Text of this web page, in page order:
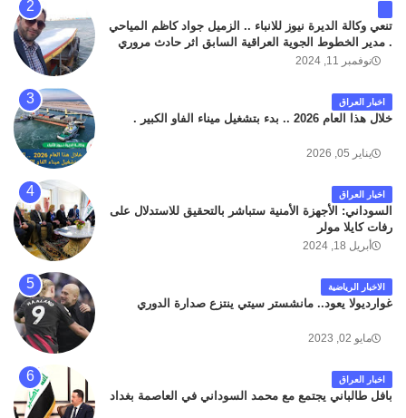
تنعي وكالة الديرة نيوز للانباء .. الزميل جواد كاظم المياحي
. مدير الخطوط الجوية العراقية السابق اثر حادث مروري
داخل مطار البصرة الدولي اليوم الاثنين على الطريق
كان سبب الحادث يعود لتصادم عجلته مع عجلة نوع كيا بنكو
تابعة لشركة الهلال الماسكة لإعمار مطار البصرة الدولي .
سائلين الله عز وجل ان يتغمد الفقيد بواسع رحمته ، و انا
نوفمبر 11, 2024
اخبار العراق
خلال هذا العام 2026 .. بدء بتشغيل ميناء الفاو الكبير .
يناير 05, 2026
اخبار العراق
السوداني: الأجهزة الأمنية ستباشر بالتحقيق للاستدلال على
رفات كايلا مولر
أبريل 18, 2024
الاخبار الرياضية
غوارديولا يعود.. مانشستر سيتي ينتزع صدارة الدوري
مايو 02, 2023
اخبار العراق
بافل طالباني يجتمع مع محمد السوداني في العاصمة بغداد